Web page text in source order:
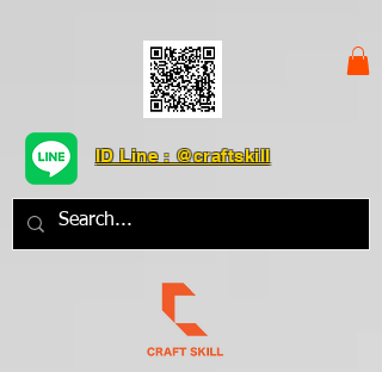
ID Line : @craftskill